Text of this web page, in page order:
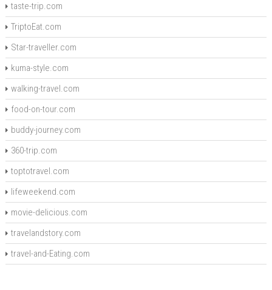
taste-trip.com
TriptoEat.com
Star-traveller.com
kuma-style.com
walking-travel.com
food-on-tour.com
buddy-journey.com
360-trip.com
toptotravel.com
lifeweekend.com
movie-delicious.com
travelandstory.com
travel-and-Eating.com